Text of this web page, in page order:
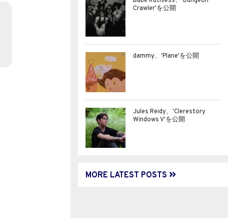
Crawler'を公開
dammy、'Plane'を公開
Jules Reidy、'Clerestory
Windows V'を公開
MORE LATEST POSTS